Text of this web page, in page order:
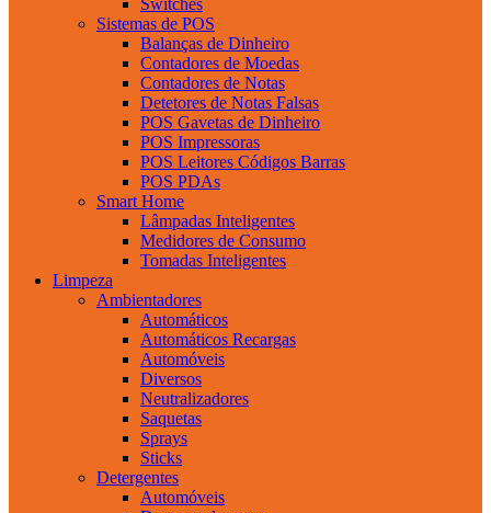
Sistemas de POS
Balanças de Dinheiro
Contadores de Moedas
Contadores de Notas
Detetores de Notas Falsas
POS Gavetas de Dinheiro
POS Impressoras
POS Leitores Códigos Barras
POS PDAs
Smart Home
Lâmpadas Inteligentes
Medidores de Consumo
Tomadas Inteligentes
Limpeza
Ambientadores
Automáticos
Automáticos Recargas
Automóveis
Diversos
Neutralizadores
Saquetas
Sprays
Sticks
Detergentes
Automóveis